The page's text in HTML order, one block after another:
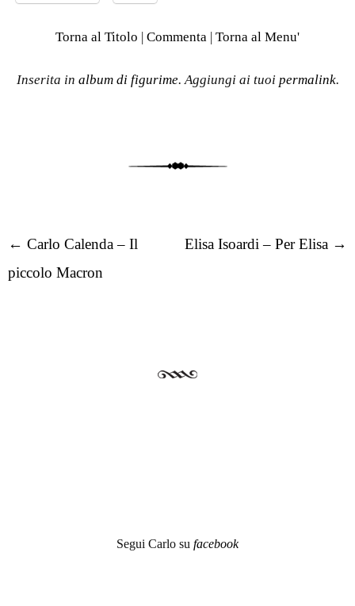
Torna al Titolo Commenta Torna al Menu'
Inserita in album di figurime. Aggiungi ai tuoi permalink.
Post navigation
← Carlo Calenda – Il
piccolo Macron
Elisa Isoardi – Per Elisa →
Segui Carlo su facebook